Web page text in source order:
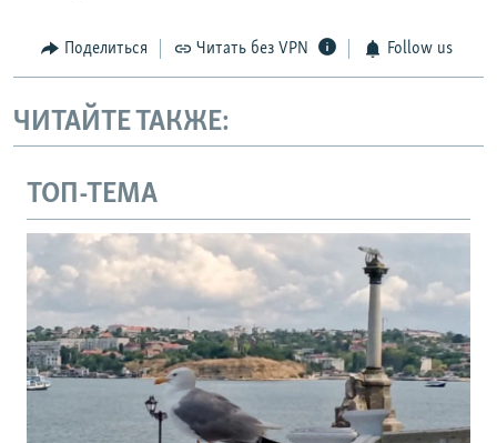
Поделиться Читать без VPN Follow us
ЧИТАЙТЕ ТАКЖЕ:
ТОП-ТЕМА